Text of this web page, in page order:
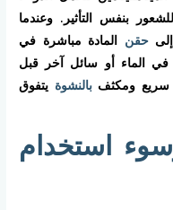
بنفس التأثير. وعندما
إلىحقن المادة مباشرة في
في الماء أو سائل آخر قبل
سريع ومكثفبالنشوة يتفوق
استخدام